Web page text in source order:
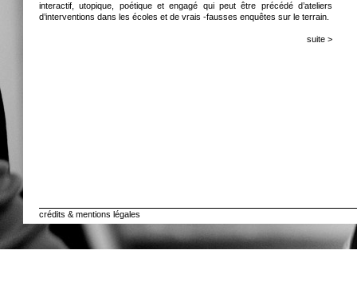
interactif, utopique, poétique et engagé qui peut être précédé d’ateliers
d’interventions dans les écoles et de vrais -fausses enquêtes sur le terrain.
suite >
crédits & mentions légales